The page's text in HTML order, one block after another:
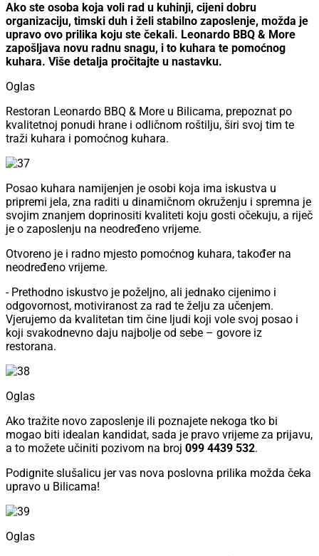
Ako ste osoba koja voli rad u kuhinji, cijeni dobru
organizaciju, timski duh i želi stabilno zaposlenje, možda je
upravo ovo prilika koju ste čekali. Leonardo BBQ & More
zapošljava novu radnu snagu, i to kuhara te pomoćnog
kuhara. Više detalja pročitajte u nastavku.
Oglas
Restoran Leonardo BBQ & More u Bilicama, prepoznat po
kvalitetnoj ponudi hrane i odličnom roštilju, širi svoj tim te
traži kuhara i pomoćnog kuhara.
Posao kuhara namijenjen je osobi koja ima iskustva u
pripremi jela, zna raditi u dinamičnom okruženju i spremna je
svojim znanjem doprinositi kvaliteti koju gosti očekuju, a riječ
je o zaposlenju na neodređeno vrijeme.
Otvoreno je i radno mjesto pomoćnog kuhara, također na
neodređeno vrijeme.
- Prethodno iskustvo je poželjno, ali jednako cijenimo i
odgovornost, motiviranost za rad te želju za učenjem.
Vjerujemo da kvalitetan tim čine ljudi koji vole svoj posao i
koji svakodnevno daju najbolje od sebe – govore iz
restorana.
Oglas
Ako tražite novo zaposlenje ili poznajete nekoga tko bi
mogao biti idealan kandidat, sada je pravo vrijeme za prijavu,
a to možete učiniti pozivom na broj 099 4439 532.
Podignite slušalicu jer vas nova poslovna prilika možda čeka
upravo u Bilicama!
Oglas